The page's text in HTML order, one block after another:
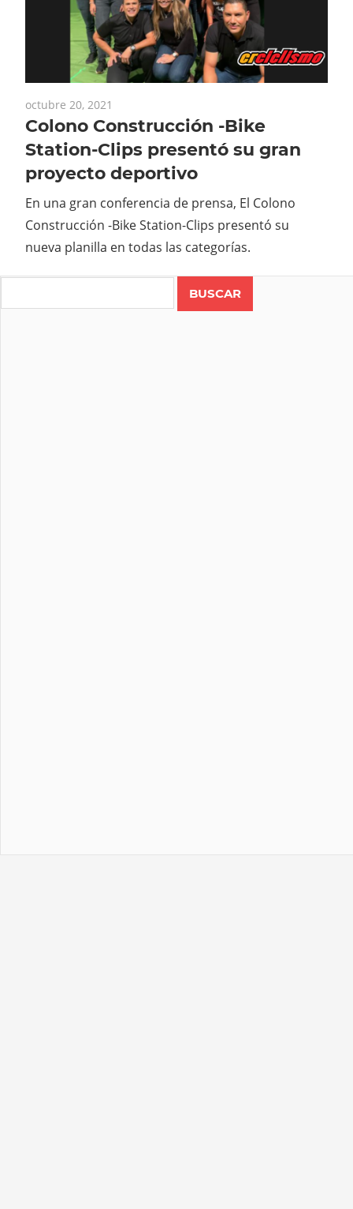
octubre 20, 2021
Colono Construcción -Bike
Station-Clips presentó su gran
proyecto deportivo
En una gran conferencia de prensa, El Colono
Construcción -Bike Station-Clips presentó su
nueva planilla en todas las categorías.